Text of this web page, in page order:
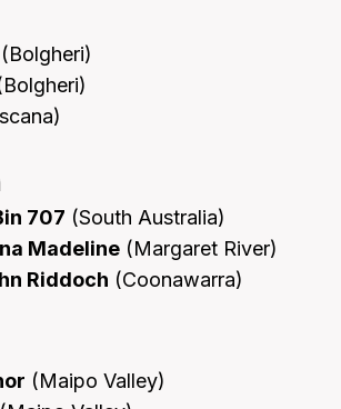
(Bolgheri)
707 (South Australia)
Madeline (Margaret River)
Riddoch (Coonawarra)
(Maipo Valley)